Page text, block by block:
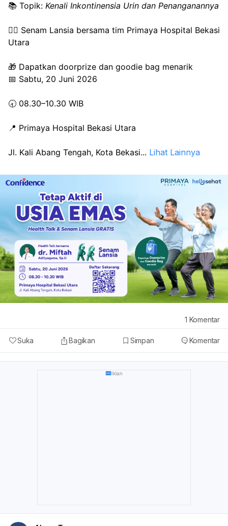
📚 Topik: Kenali Inkontinensia Urin dan Penanganannya
🧘‍♀️ Senam Lansia bersama tim Primaya Hospital Bekasi
Utara
🎁 Dapatkan doorprize dan goodie bag menarik
📅 Sabtu, 20 Juni 2026
🕣 08.30–10.30 WIB
📍 Primaya Hospital Bekasi Utara
Jl. Kali Abang Tengah, Kota Bekasi... Lihat Lainnya
Suka Bagikan Simpan Komentar
1 Komentar
Iklan